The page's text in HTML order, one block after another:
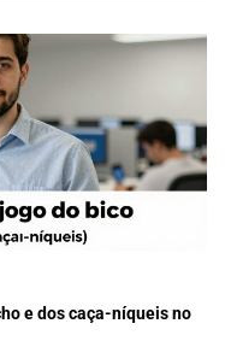
e dos caça-níqueis no